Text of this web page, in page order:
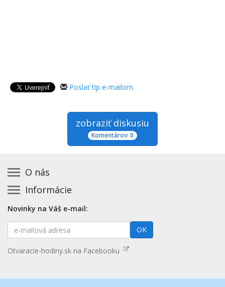
Poslať tip e-mailom
zobraziť diskusiu
Komentárov: 0
O nás
Kontakt na prevádzkovateľa
Zásady používania cookies
Prehlásenie o prístupnosti
Mapa stránok
Informácie
Základná registrácia otváracích hodín zadarmo
Platené služby
Nenašli ste otváracie hodiny? Pošlite nám tip
Aktualizácia otváracích hodín
Novinky na Váš e-mail:
E-
mailová
OK
Otvaracie-hodiny.sk na Facebooku